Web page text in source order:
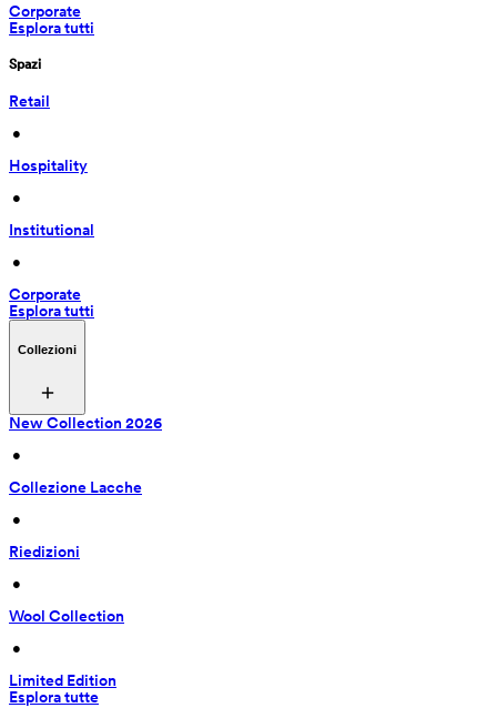
Corporate
Esplora tutti
Spazi
Retail
•
Hospitality
•
Institutional
•
Corporate
Esplora tutti
Collezioni
New Collection 2026
•
Collezione Lacche
•
Riedizioni
•
Wool Collection
•
Limited Edition
Esplora tutte